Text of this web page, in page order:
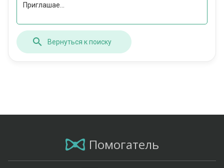
Приглашае...
Вернуться к поиску
Помогатель